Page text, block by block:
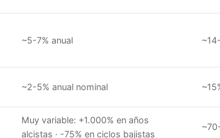
~5-7% anual
~2-5% anual nominal
Muy variable: +1.000% en años
alcistas · -75% en ciclos bajistas